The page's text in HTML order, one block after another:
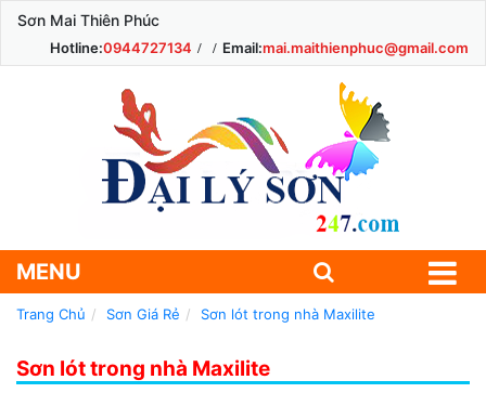
Sơn Mai Thiên Phúc
Hotline:0944727134 Email:mai.maithienphuc@gmail.com
MENU
Trang Chủ Sơn Giá Rẻ Sơn lót trong nhà Maxilite
Sơn lót trong nhà Maxilite